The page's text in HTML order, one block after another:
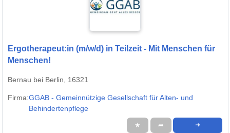
Ergotherapeut:in (m/w/d) in Teilzeit - Mit Menschen für
Menschen!
Bernau bei Berlin, 16321
Firma:GGAB - Gemeinnützige Gesellschaft für Alten- und
Behindertenpflege
★ ➦ ➜